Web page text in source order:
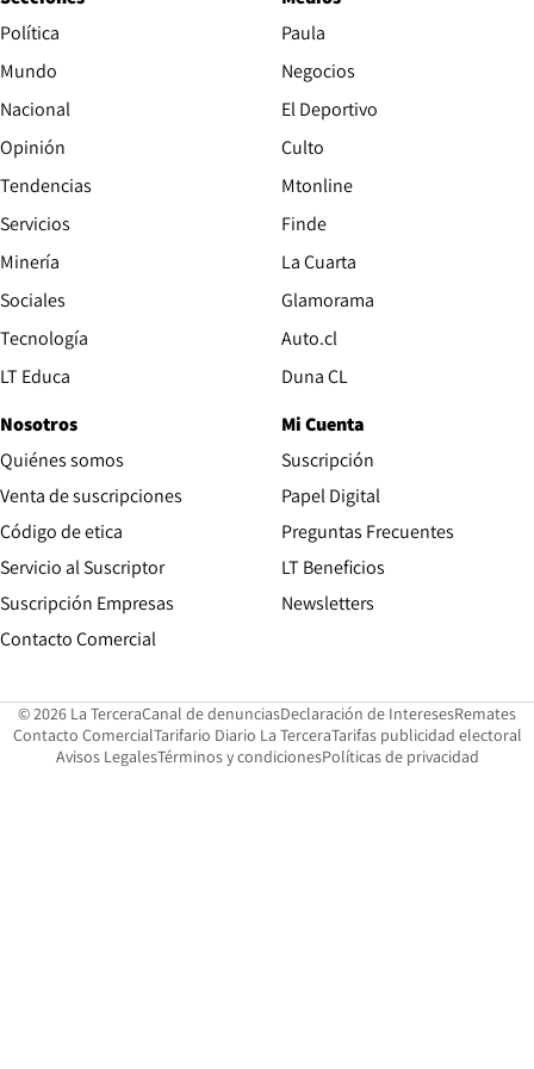
Política
Mundo
Nacional
Opinión
Tendencias
Servicios
Minería
Sociales
Tecnología
LT Educa
Paula
Negocios
El Deportivo
Culto
Mtonline
Finde
La Cuarta
Glamorama
Auto.clOpens in new window
Duna CLOpens in new window
Nosotros
Quiénes somos
Venta de suscripciones
Código de etica Opens in new window
Servicio al Suscriptor
Suscripción Empresas
Contacto ComercialOpens in new window
Mi Cuenta
Suscripción
Papel DigitalOpens in new
Preguntas Frecuentes
LT Beneficios
Newsletters
© 2026 La TerceraCanal de denunciasOpens in new window
Declaración de InteresesOpens in
Remates
Contacto ComercialOpens in new window
Tarifario Diario La TerceraOpens in new window
Tarifas publicidad electoral
Avisos LegalesOpens in new window
Términos y condicionesPolíticas de privacidad